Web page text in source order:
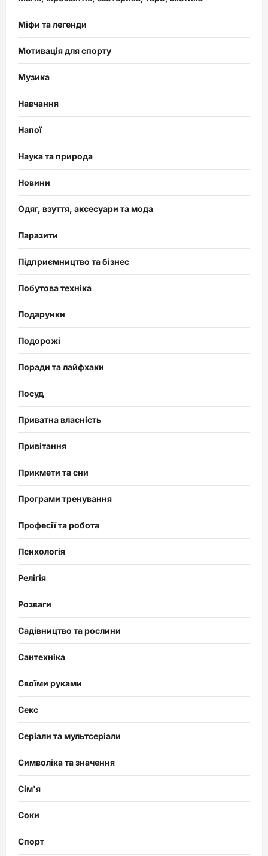
Міфи та легенди
Мотивація для спорту
Музика
Навчання
Напої
Наука та природа
Новини
Одяг, взуття, аксесуари та мода
Паразити
Підприємництво та бізнес
Побутова техніка
Подарунки
Подорожі
Поради та лайфхаки
Посуд
Приватна власність
Привітання
Прикмети та сни
Програми тренування
Професії та робота
Психологія
Релігія
Розваги
Садівництво та рослини
Сантехніка
Своїми руками
Секс
Серіали та мультсеріали
Символіка та значення
Сім'я
Соки
Спорт